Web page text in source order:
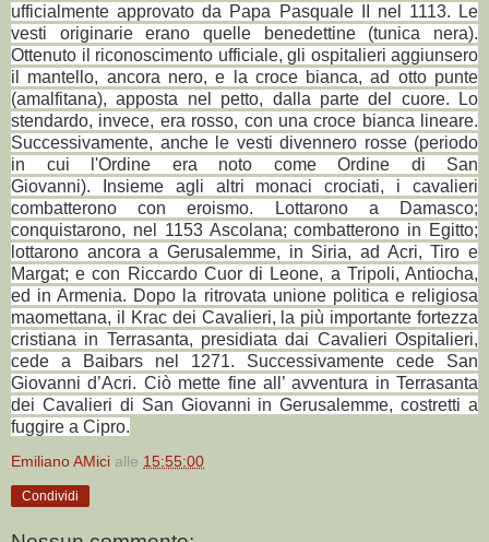
ufficialmente approvato da Papa Pasquale II nel 1113.
Le
vesti originarie erano quelle benedettine (tunica nera).
Ottenuto il riconoscimento ufficiale, gli ospitalieri aggiunsero
il mantello, ancora nero, e la croce bianca, ad otto punte
(amalfitana), apposta nel petto, dalla parte del cuore. Lo
stendardo, invece, era rosso, con una croce bianca lineare.
Successivamente, anche le vesti divennero rosse (periodo
in cui l'Ordine era noto come Ordine di San
Giovanni). Insieme agli altri monaci crociati, i cavalieri
combatterono con eroismo. Lottarono a Damasco;
conquistarono, nel 1153 Ascolana; combatterono in Egitto;
lottarono ancora a Gerusalemme, in Siria, ad Acri, Tiro e
Margat; e con Riccardo Cuor di Leone, a Tripoli, Antiocha,
ed in Armenia. Dopo la ritrovata unione politica e religiosa
maomettana, il Krac dei Cavalieri, la più importante fortezza
cristiana in Terrasanta, presidiata dai Cavalieri Ospitalieri,
cede a Baibars nel 1271. Successivamente cede San
Giovanni d’Acri. Ciò mette fine all’ avventura in Terrasanta
dei Cavalieri di San Giovanni in Gerusalemme, costretti a
fuggire a Cipro.
Emiliano AMici alle 15:55:00
Condividi